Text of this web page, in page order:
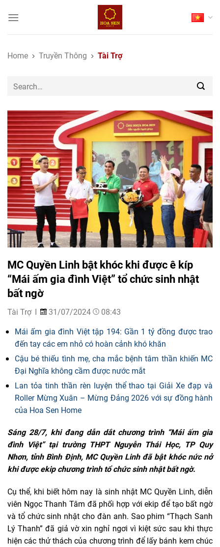
Home Truyền Thông Tài Trợ
MC Quyền Linh bật khóc khi được ê kíp
“Mái ấm gia đình Việt” tổ chức sinh nhật
bất ngờ
Tài Trợ 31/07/2024
08:43
Mái ấm gia đình Việt tập 194: Gần 1 tỷ đồng được trao
đến tay các em nhỏ có hoàn cảnh khó khăn
Cậu bé thiếu tình mẹ, cha mắc bệnh tâm thần khiến MC
Đại Nghĩa không cầm được nước mắt
Lan tỏa tinh thần rèn luyện thể thao tại Giải Xe đạp và
Roller Mừng Xuân – Mừng Đảng 2026 với sự đồng hành
của Hoa Sen Home
Sáng 28/7, khi đang dẫn dắt chương trình “Mái ấm gia
đình Việt” tại trường THPT Nguyễn Thái Học, TP Quy
Nhơn, tỉnh Bình Định, MC Quyền Linh đã bật khóc nức nở
khi được ekip chương trình tổ chức sinh nhật bất ngờ.
Cụ thể, khi biết hôm nay là sinh nhật MC Quyền Linh, diễn
viên Ngọc Thanh Tâm đã phối hợp với ekip để tạo bất ngờ
và tổ chức sinh nhật cho đàn anh. Sao phim “Thạch Sanh
Lý Thanh” đã giả vờ xin nghỉ ngơi vì kiệt sức sau khi thực
hiện các thử thách của chương trình để lấy bánh kem chúc